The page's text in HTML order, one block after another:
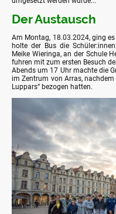
Der Austausch
Am Montag, 18.03.2024, ging
holte der Bus die
Meike Wieringa, an der Schule
fuhren mit zum ersten Besuch
Abends um 17 Uhr machte die
im Zentrum von Arras,
Luppars“ bezogen hatten.